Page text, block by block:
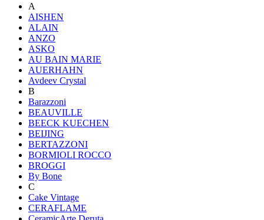
A
AISHEN
ALAIN
ANZO
ASKO
AU BAIN MARIE
AUERHAHN
Avdeev Crystal
B
Barazzoni
BEAUVILLE
BEECK KUECHEN
BEIJING
BERTAZZONI
BORMIOLI ROCCO
BROGGI
By Bone
C
Cake Vintage
CERAFLAME